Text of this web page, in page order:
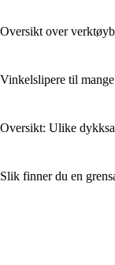
Oversikt over
Vinkelslipere til
Oversikt: Ulike
Slik finner du en